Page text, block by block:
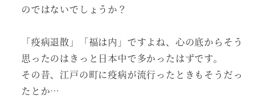
のではないでしょうか？
「疫病退散」「福は内」ですよね、心の底からそう
思ったのはきっと日本中で多かったはずです。
その昔、江戸の町に疫病が流行ったときもそうだっ
たとか…